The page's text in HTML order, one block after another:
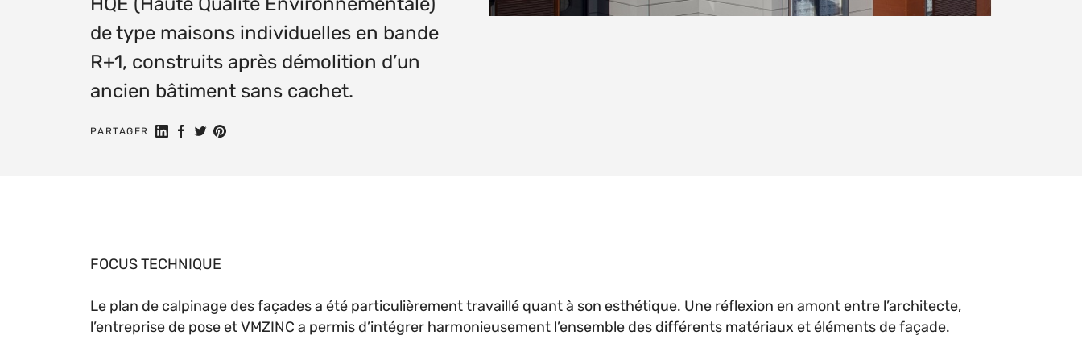
de type maisons individuelles en bande
R+1, construits après démolition d’un
ancien bâtiment sans cachet.
PARTAGER Partager sur LinkedIn
Partager sur Facebook
Share on Twitter
Partager sur Pinterest
FOCUS TECHNIQUE
Le plan de calpinage des façades a été particulièrement travaillé quant à son esthétique. Une réflexion en amont entre l’architecte,
l’entreprise de pose et VMZINC a permis d’intégrer harmonieusement l’ensemble des différents matériaux et éléments de façade.